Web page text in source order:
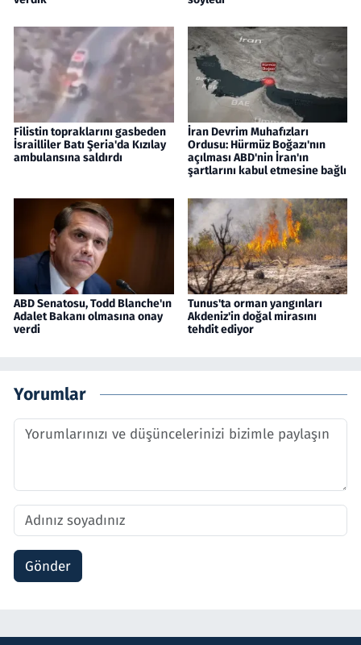
Filistin topraklarını gasbeden
İsrailliler Batı Şeria'da Kızılay
ambulansına saldırdı
İran Devrim Muhafızları
Ordusu: Hürmüz Boğazı'nın
açılması ABD'nin İran'ın
şartlarını kabul etmesine bağlı
ABD Senatosu, Todd Blanche'ın
Adalet Bakanı olmasına onay
verdi
Tunus'ta orman yangınları
Akdeniz'in doğal mirasını
tehdit ediyor
Yorumlar
Gönder